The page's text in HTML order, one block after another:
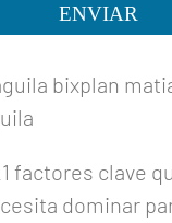
ENVIAR
factores clave
dominar